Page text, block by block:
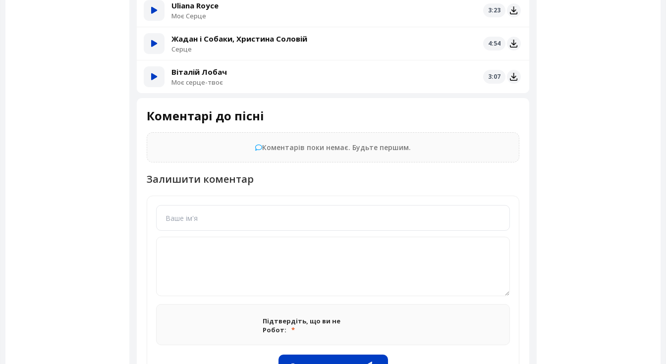
Uliana Royce
Моє Серце
3:23
Жадан і Собаки, Христина Соловій
Серце
4:54
Віталій Лобач
Моє серце-твоє
3:07
Коментарі до пісні
Коментарів поки немає. Будьте першим.
Залишити коментар
Підтвердіть, що ви не
Робот: